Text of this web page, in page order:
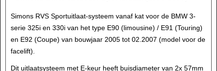
Simons RVS Sportuitlaat-systeem vanaf kat voor de BMW 3-
serie 325i en 330i van het type E90 (limousine) / E91 (Touring)
en E92 (Coupe) van bouwjaar 2005 tot 02.2007 (model voor de
facelift).
Dit uitlaatsysteem met E-keur heeft buisdiameter van 2x 57mm